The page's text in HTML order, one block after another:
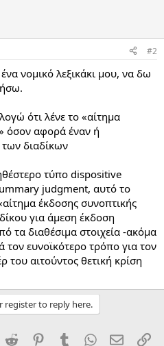
#2
νομικό λεξικάκι μου, να δω
ότι λένε το «αίτημα
όσον αφορά έναν ή
διαδίκων
τύπο dispositive
judgment, αυτό το
έκδοσης συνοπτικής
για άμεση έκδοση
τα διαθέσιμα στοιχεία -ακόμα
τον ευνοϊκότερο τρόπο για τον
του αιτούντος θετική κρίση
register to reply here.
Reddit PinterestTumblrWhatsApp
Email